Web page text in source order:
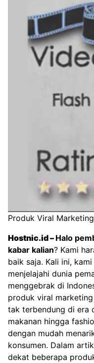
Produk Viral
Hostnic.id– Halo
kabar kalian? Kami
baik saja. Kali ini,
menjelajahi dunia
menggebrak di
produk viral
tak terbendung di era
makanan hingga
dengan mudah
konsumen. Dalam
dekat beberapa